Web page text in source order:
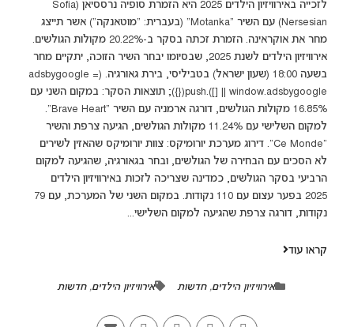
לזכייה באירוויזיון הילדים 2025 היא הזמרת סופיה נרססיאן (Sofia
Nersesian) עם השיר "Motanka" (בעברית: "מוטאנקה") אשר תייצג
מחר את אוקראינה. הזמרת זכתה בסקר ב-20.22% מקולות הגולשים.
אירוויזיון הילדים לשנת 2025, שבסיומו יבחר השיר הזוכה, יתקיים מחר
בשעה 18:00 (שעון ישראל) בטביליסי, בירת גאורגיה. (adsbygoogle =
window.adsbygoogle || []).push({}); תוצאות הסקר: במקום השני עם
16.85% מקולות הגולשים, דורגה ארמניה עם השיר "Brave Heart".
למקום השלישי עם 11.24% מקולות הגולשים, הגיעה צרפת והשיר
"Ce Monde". דירוג מערכת יורומיקס: צוות יורומיקס שהאזין לשירים
לא הסכים עם הבחירה של הגולשים, ובחר בגאורגיה, שהגיעה למקום
הרביעי בסקר הגולשים, כמדינה שצריכה לזכות באירוויזיון הילדים
2025 בפער עצום עם 110 נקודות. במקום השני של המערכת, עם 79
נקודות, דורגה צרפת שהגיעה למקום השלישי...
קראו עוד
אירוויזיון הילדים,חדשות אירוויזיון הילדים,חדשות